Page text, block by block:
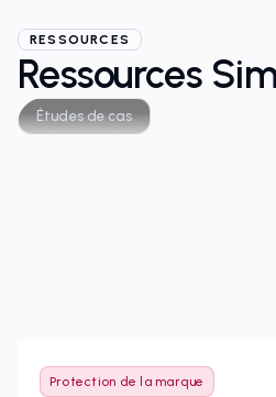
RESSOURCES
Ressources
Études de cas
Protection de la marque